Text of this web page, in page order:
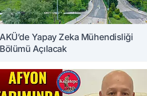
AKÜ’de Yapay Zeka Mühendisliği
Bölümü Açılacak